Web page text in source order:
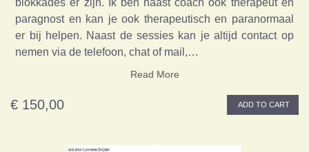
blokkades er zijn. Ik ben naast coach ook therapeut en
paragnost en kan je ook therapeutisch en paranormaal
er bij helpen. Naast de sessies kan je altijd contact op
nemen via de telefoon, chat of mail,…
Read More
€ 150,00 ADD TO CART